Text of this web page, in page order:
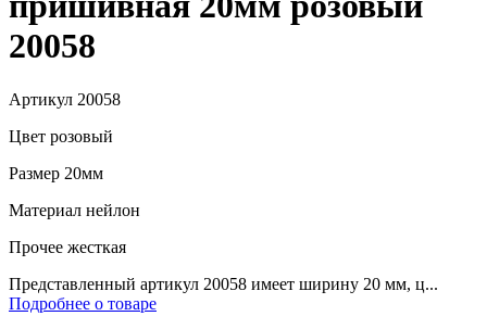
20058
Артикул 20058
Цвет розовый
Размер 20мм
Материал нейлон
Прочее жесткая
Представленный артикул 20058 имеет ширину 20 мм, ц...
Подробнее о товаре